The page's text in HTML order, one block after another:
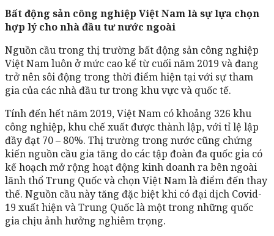
Bất động sản công nghiệp Việt Nam là sự lựa chọn
hợp lý cho nhà đầu tư nước ngoài
Nguồn cầu trong thị trường bất động sản công nghiệp
Việt Nam luôn ở mức cao kể từ cuối năm 2019 và đang
trở nên sôi động trong thời điểm hiện tại với sự tham
gia của các nhà đầu tư trong khu vực và quốc tế.
Tính đến hết năm 2019, Việt Nam có khoảng 326 khu
công nghiệp, khu chế xuất được thành lập, với tỉ lệ lập
đầy đạt 70 – 80%. Thị trường trong nước cũng chứng
kiến nguồn cầu gia tăng do các tập đoàn đa quốc gia có
kế hoạch mở rộng hoạt động kinh doanh ra bên ngoài
lãnh thổ Trung Quốc và chọn Việt Nam là điểm đến thay
thế. Nguồn cầu này tăng đặc biệt khi có đại dịch Covid-
19 xuất hiện và Trung Quốc là một trong những quốc
gia chịu ảnh hưởng nghiêm trọng.